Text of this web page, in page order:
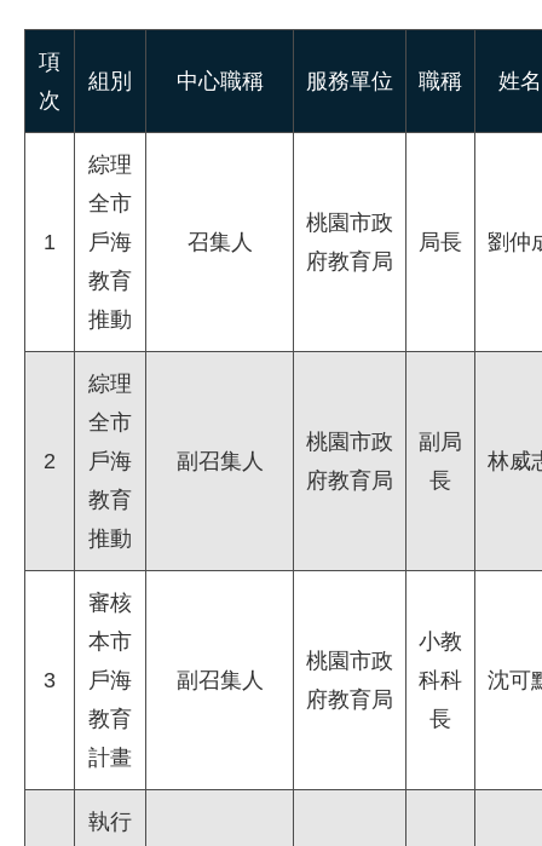
項
次
組別 中心職稱 服務單位 職稱 姓名
1
綜理
全市
戶海
教育
推動
召集人
桃園市政
府教育局
局長 劉仲
2
綜理
全市
戶海
教育
推動
副召集人
桃園市政
府教育局
副局
長
林威
3
審核
本市
戶海
教育
計畫
副召集人
桃園市政
府教育局
小教
科科
長
沈可
執行